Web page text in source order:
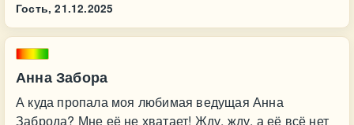
Гость, 21.12.2025
Анна Забора
А куда пропала моя любимая ведущая Анна
Заброда? Мне её не хватает! Жду, жду, а её всё нет